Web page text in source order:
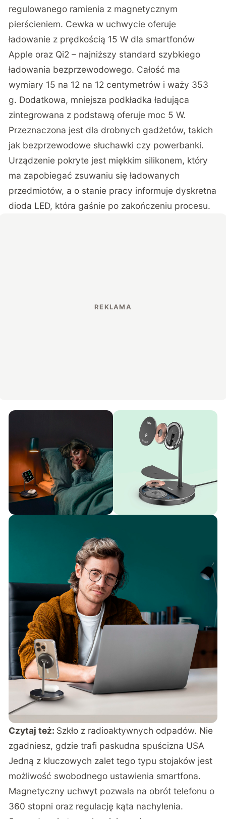
regulowanego ramienia z magnetycznym
pierścieniem. Cewka w uchwycie oferuje
ładowanie z prędkością 15 W dla smartfonów
Apple oraz Qi2 – najniższy standard szybkiego
ładowania bezprzewodowego. Całość ma
wymiary 15 na 12 na 12 centymetrów i waży 353
g. Dodatkowa, mniejsza podkładka ładująca
zintegrowana z podstawą oferuje moc 5 W.
Przeznaczona jest dla drobnych gadżetów, takich
jak bezprzewodowe słuchawki czy powerbanki.
Urządzenie pokryte jest miękkim silikonem, który
ma zapobiegać zsuwaniu się ładowanych
przedmiotów, a o stanie pracy informuje dyskretna
dioda LED, która gaśnie po zakończeniu procesu.
Czytaj też: Szkło z radioaktywnych odpadów. Nie
zgadniesz, gdzie trafi paskudna spuścizna USA
Jedną z kluczowych zalet tego typu stojaków jest
możliwość swobodnego ustawienia smartfona.
Magnetyczny uchwyt pozwala na obrót telefonu o
360 stopni oraz regulację kąta nachylenia.